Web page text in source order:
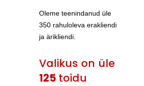
Oleme teenindanud üle
350 rahuloleva erakliendi
ja ärikliendi.
Valikus on üle
125 toidu